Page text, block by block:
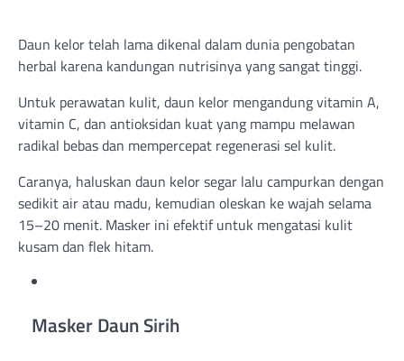
Daun kelor telah lama dikenal dalam dunia pengobatan
herbal karena kandungan nutrisinya yang sangat tinggi.
Untuk perawatan kulit, daun kelor mengandung vitamin A,
vitamin C, dan antioksidan kuat yang mampu melawan
radikal bebas dan mempercepat regenerasi sel kulit.
Caranya, haluskan daun kelor segar lalu campurkan dengan
sedikit air atau madu, kemudian oleskan ke wajah selama
15–20 menit. Masker ini efektif untuk mengatasi kulit
kusam dan flek hitam.
Masker Daun Sirih